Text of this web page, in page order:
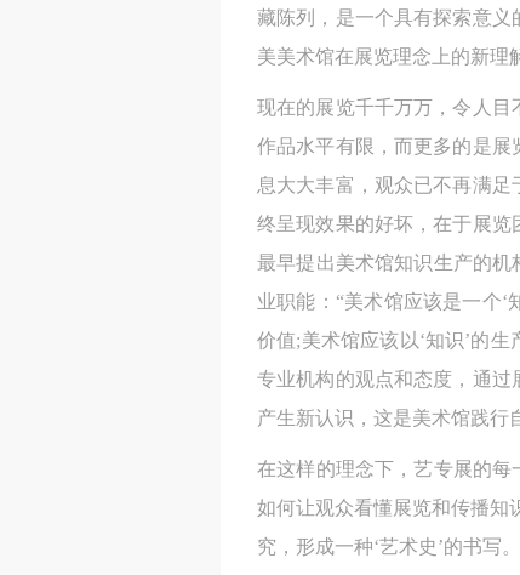
藏陈列，是一个具有探索意
美美术馆在展览理念上的新理
现在的展览千千万万，令人
作品水平有限，而更多的是
息大大丰富，观众已不再满
终呈现效果的好坏，在于展
最早提出美术馆知识生产的
业职能：“美术馆应该是一个‘
价值;美术馆应该以‘知识’的
专业机构的观点和态度，通
产生新认识，这是美术馆践行
在这样的理念下，艺专展的每
如何让观众看懂展览和传播
究，形成一种‘艺术史’的书写